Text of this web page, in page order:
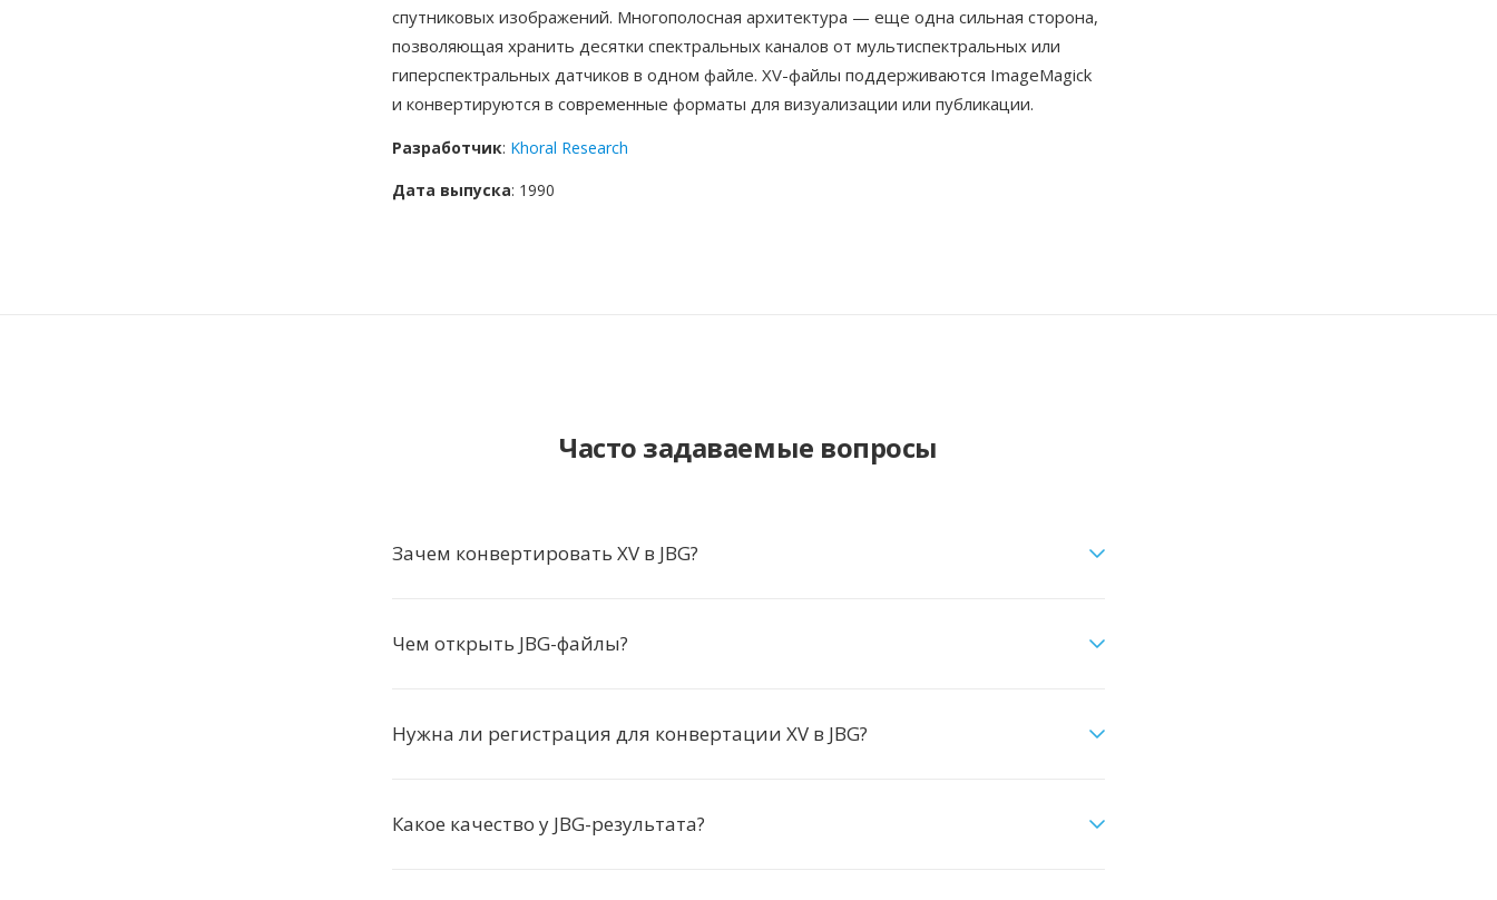
спутниковых изображений. Многополосная архитектура — еще одна сильная сторона,
позволяющая хранить десятки спектральных каналов от мультиспектральных или
гиперспектральных датчиков в одном файле. XV-файлы поддерживаются ImageMagick
и конвертируются в современные форматы для визуализации или публикации.
Разработчик: Khoral Research
Дата выпуска: 1990
Часто задаваемые вопросы
Зачем конвертировать XV в JBG?
Чем открыть JBG-файлы?
Нужна ли регистрация для конвертации XV в JBG?
Какое качество у JBG-результата?